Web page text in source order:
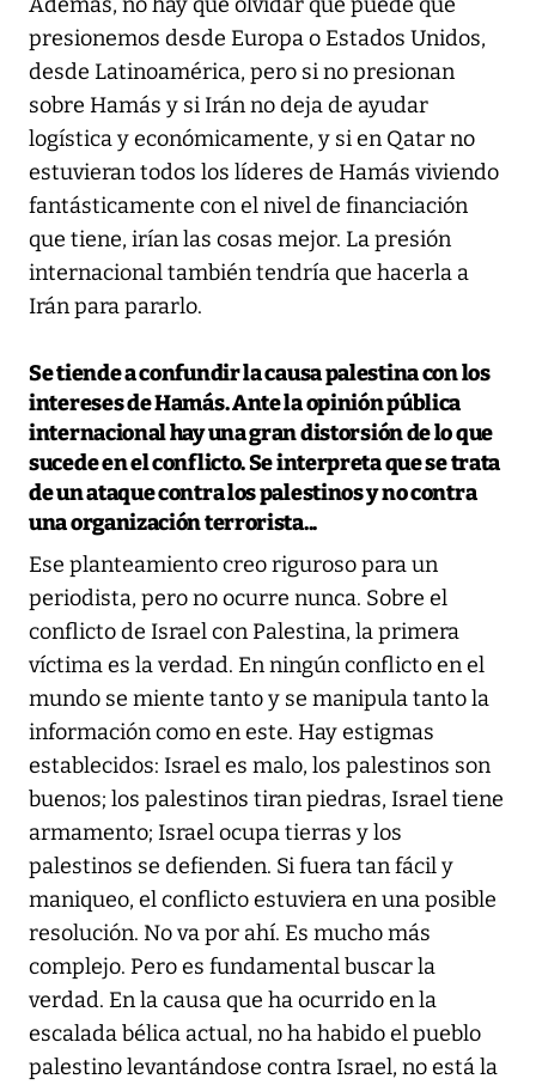
presionemos desde Europa o Estados Unidos,
desde Latinoamérica, pero si no presionan
sobre Hamás y si Irán no deja de ayudar
logística y económicamente, y si en Qatar no
estuvieran todos los líderes de Hamás viviendo
fantásticamente con el nivel de financiación
que tiene, irían las cosas mejor. La presión
internacional también tendría que hacerla a
Irán para pararlo.
Se tiende a confundir la causa palestina con los
intereses de Hamás. Ante la opinión pública
internacional hay una gran distorsión de lo que
sucede en el conflicto. Se interpreta que se trata
de un ataque contra los palestinos y no contra
una organización terrorista...
Ese planteamiento creo riguroso para un
periodista, pero no ocurre nunca. Sobre el
conflicto de Israel con Palestina, la primera
víctima es la verdad. En ningún conflicto en el
mundo se miente tanto y se manipula tanto la
información como en este. Hay estigmas
establecidos: Israel es malo, los palestinos son
buenos; los palestinos tiran piedras, Israel tiene
armamento; Israel ocupa tierras y los
palestinos se defienden. Si fuera tan fácil y
maniqueo, el conflicto estuviera en una posible
resolución. No va por ahí. Es mucho más
complejo. Pero es fundamental buscar la
verdad. En la causa que ha ocurrido en la
escalada bélica actual, no ha habido el pueblo
palestino levantándose contra Israel, no está la